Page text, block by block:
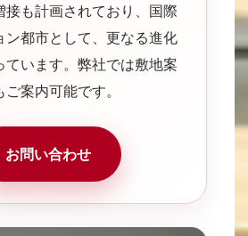
接も計画されており、国際
ン都市として、更なる進化
ています。弊社では敷地案
案内可能です。
お問い合わせ